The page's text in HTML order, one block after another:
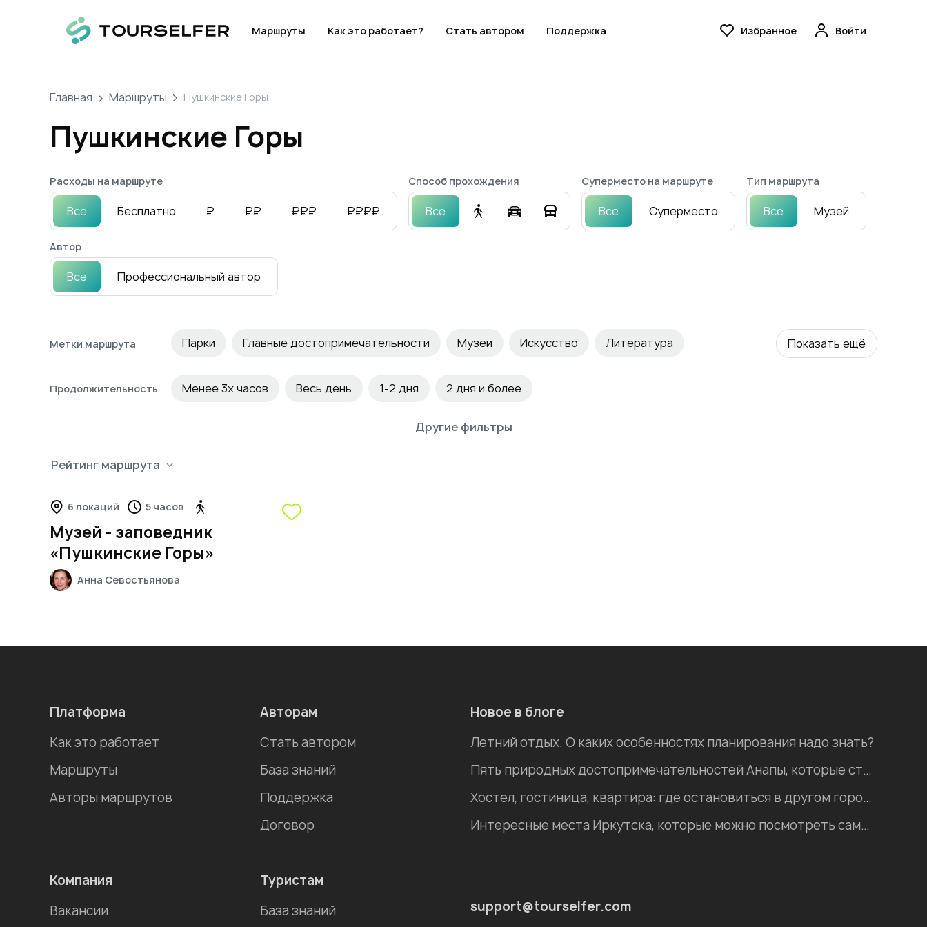
Маршруты Как это работает? Стать автором Поддержка Избранное Войти
Главная Маршруты Пушкинские Горы
Пушкинские Горы
Расходы на маршруте
Все Бесплатно ₽ ₽₽ ₽₽₽ ₽₽₽₽
Способ прохождения
Все
Суперместо на маршруте
Все Суперместо
Тип маршрута
Все Музей
Автор
Все Профессиональный автор
Метки маршрута Парки Главные достопримечательности Музеи Искусство Литература Показать ещё
Продолжительность Менее 3х часов Весь день 1-2 дня 2 дня и более
Другие фильтры
Рейтинг маршрута
5
6 локаций 5 часов
Музей - заповедник
«Пушкинские Горы»
Анна Севостьянова
Платформа
Как это работает
Маршруты
Авторы маршрутов
Авторам
Стать автором
База знаний
Поддержка
Договор
Компания
Вакансии
Туристам
База знаний
Новое в блоге
Летний отдых. О каких особенностях планирования надо знать?
Пять природных достопримечательностей Анапы, которые стоит посетить
Хостел, гостиница, квартира: где остановиться в другом городе во время отпуска?
Интересные места Иркутска, которые можно посмотреть самостоятельно
support@tourselfer.com